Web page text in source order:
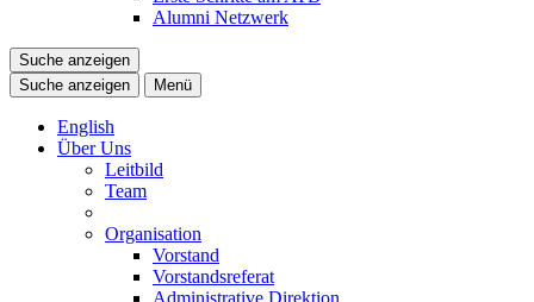
Alumni Netzwerk
Suche anzeigen
Suche anzeigen
Menü
English
Über Uns
Leitbild
Team
Organisation
Vorstand
Vorstandsreferat
Administrative Direktion